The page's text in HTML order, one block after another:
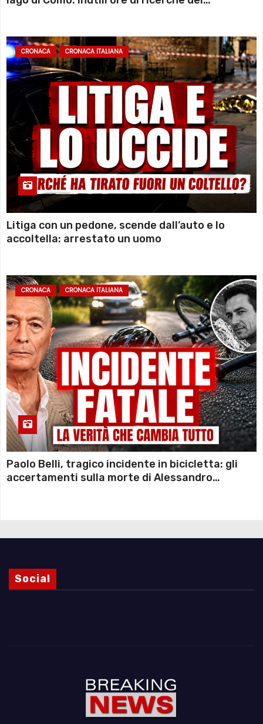
CRONACA CRONACA ITALIANA
Litiga con un pedone, scende dall’auto e lo
accoltella: arrestato un uomo
CRONACA CRONACA ITALIANA
Paolo Belli, tragico incidente in bicicletta: gli
accertamenti sulla morte di Alessandro
Social